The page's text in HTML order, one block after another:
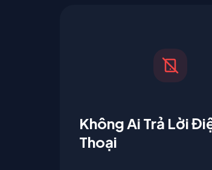
Không Ai Trả Lời
Thoại